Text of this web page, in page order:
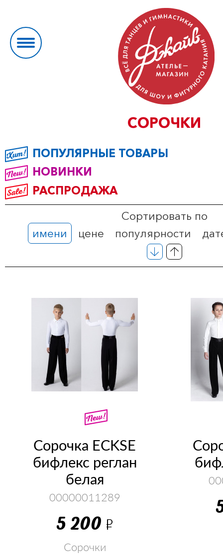
СОРОЧКИ
ПОПУЛЯРНЫЕ ТОВАРЫ
НОВИНКИ
РАСПРОДАЖА
Сортировать по
имени
цене популярности
Сорочка ECKSE
бифлекс реглан
белая
00000011289
5 200 Р
Сорочки